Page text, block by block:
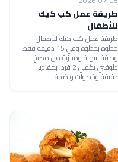
طريقة عمل كب كيك
للأطفال
طريقة عمل كب كيك للأطفال
خطوة بخطوة وفي 15 دقيقة فقط.
وصفة سهلة ومجرّبة من مطبخ
دلوقتي تكفي 2 فرد، بمقادير
دقيقة وخطوات واضحة.